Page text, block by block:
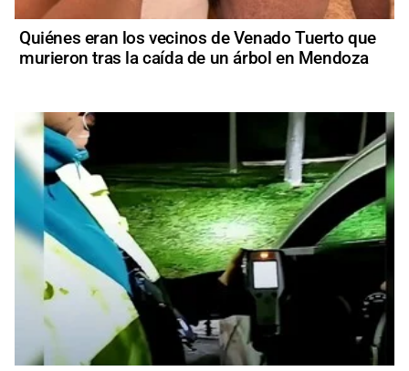
Quiénes eran los vecinos de Venado Tuerto que
murieron tras la caída de un árbol en Mendoza